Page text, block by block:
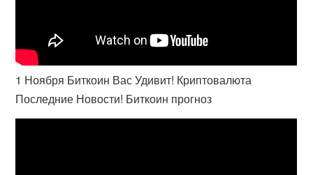
1 Ноября Биткоин Вас Удивит! Криптовалюта
Последние Новости! Биткоин прогноз